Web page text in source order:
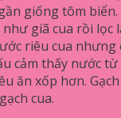
giống tôm
giã cua rồi lọc
riêu cua nhưng
cảm thấy nước
ăn xốp hơn.
cua.